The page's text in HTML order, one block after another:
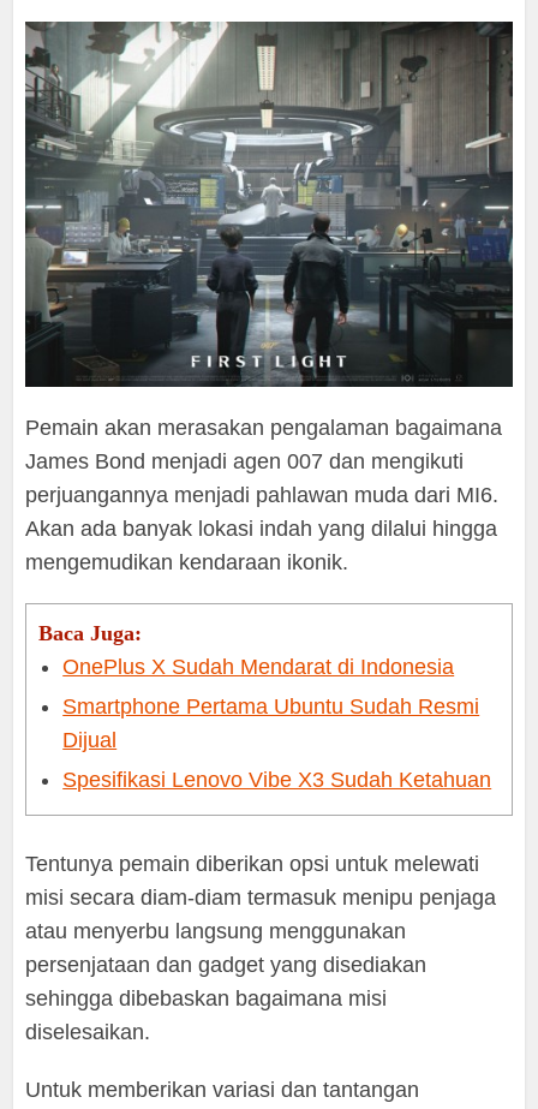
Pemain akan merasakan pengalaman bagaimana
James Bond menjadi agen 007 dan mengikuti
perjuangannya menjadi pahlawan muda dari MI6.
Akan ada banyak lokasi indah yang dilalui hingga
mengemudikan kendaraan ikonik.
Baca Juga:
OnePlus X Sudah Mendarat di Indonesia
Smartphone Pertama Ubuntu Sudah Resmi
Dijual
Spesifikasi Lenovo Vibe X3 Sudah Ketahuan
Tentunya pemain diberikan opsi untuk melewati
misi secara diam-diam termasuk menipu penjaga
atau menyerbu langsung menggunakan
persenjataan dan gadget yang disediakan
sehingga dibebaskan bagaimana misi
diselesaikan.
Untuk memberikan variasi dan tantangan